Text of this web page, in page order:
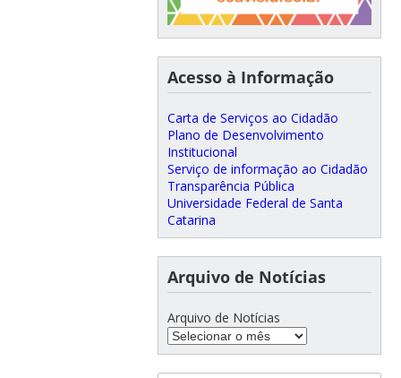
Acesso à Informação
Carta de Serviços ao Cidadão
Plano de Desenvolvimento
Institucional
Serviço de informação ao Cidadão
Transparência Pública
Universidade Federal de Santa
Catarina
Arquivo de Notícias
Arquivo de Notícias